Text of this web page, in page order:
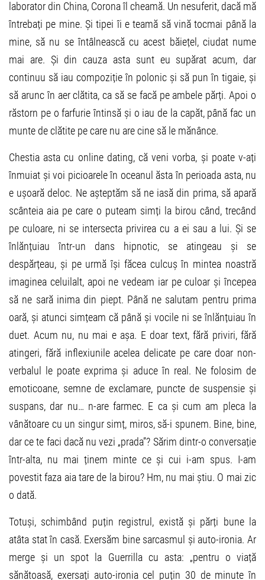
laborator din China, Corona îl cheamă. Un nesuferit, dacă mă
întrebați pe mine. Și tipei îi e teamă să vină tocmai până la
mine, să nu se întâlnească cu acest băiețel, ciudat nume
mai are. Și din cauza asta sunt eu supărat acum, dar
continuu să iau compoziție în polonic și să pun în tigaie, și
să arunc în aer clătita, ca să se facă pe ambele părți. Apoi o
răstorn pe o farfurie întinsă și o iau de la capăt, până fac un
munte de clătite pe care nu are cine să le mănânce.
Chestia asta cu online dating, că veni vorba, și poate v-ați
înmuiat și voi picioarele în oceanul ăsta în perioada asta, nu
e ușoară deloc. Ne așteptăm să ne iasă din prima, să apară
scânteia aia pe care o puteam simți la birou când, trecând
pe culoare, ni se intersecta privirea cu a ei sau a lui. Și se
înlănțuiau într-un dans hipnotic, se atingeau și se
despărțeau, și pe urmă își făcea culcuș în mintea noastră
imaginea celuilalt, apoi ne vedeam iar pe culoar și începea
să ne sară inima din piept. Până ne salutam pentru prima
oară, și atunci simțeam că până și vocile ni se înlănțuiau în
duet. Acum nu, nu mai e așa. E doar text, fără priviri, fără
atingeri, fără inflexiunile acelea delicate pe care doar non-
verbalul le poate exprima și aduce în real. Ne folosim de
emoticoane, semne de exclamare, puncte de suspensie și
suspans, dar nu… n-are farmec. E ca și cum am pleca la
vânătoare cu un singur simț, miros, să-i spunem. Bine, bine,
dar ce te faci dacă nu vezi „prada”? Sărim dintr-o conversație
într-alta, nu mai ținem minte ce și cui i-am spus. I-am
povestit faza aia tare de la birou? Hm, nu mai știu. O mai zic
o dată.
Totuși, schimbând puțin registrul, există și părți bune la
atâta stat în casă. Exersăm bine sarcasmul și auto-ironia. Ar
merge și un spot la Guerrilla cu asta: „pentru o viață
sănătoasă, exersați auto-ironia cel puțin 30 de minute în